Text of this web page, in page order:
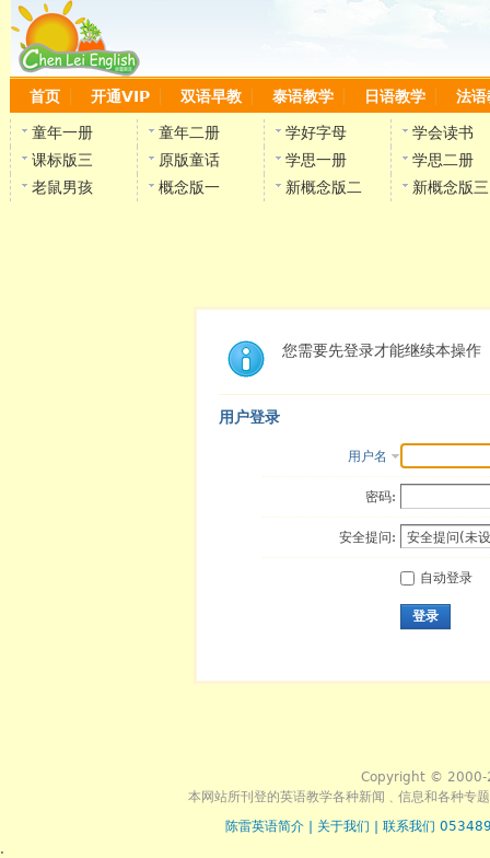
首页 开通VIP 双语早教 泰语教学 日语教学 法语
童年一册 童年二册 学好字母
学会读书
课标版三
原版童话 学思一册
学思二册
老鼠男孩
概念版一 新概念版二 新概念版三
您需要先登录才能继续本操作
用户登录
用户名
密码:
安全提问:
自动登录
登录
Copyright © 2000-
本网站所刊登的英语教学各种新闻﹑信息和各种专
陈雷英语简介
关于我们
联系我们
.